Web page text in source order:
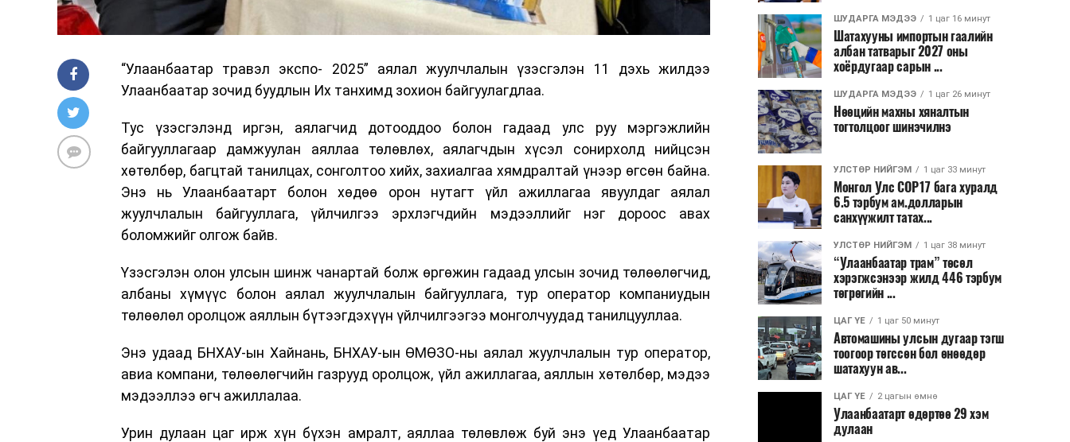
“Улаанбаатар травэл экспо- 2025” аялал жуулчлалын үзэсгэлэн 11 дэхь жилдээ
Улаанбаатар зочид буудлын Их танхимд зохион байгуулагдлаа.
Тус үзэсгэлэнд иргэн, аялагчид дотооддоо болон гадаад улс руу мэргэжлийн
байгууллагаар дамжуулан аяллаа төлөвлөх, аялагчдын хүсэл сонирхолд нийцсэн
хөтөлбөр, багцтай танилцах, сонголтоо хийх, захиалгаа хямдралтай үнээр өгсөн байна.
Энэ нь Улаанбаатарт болон хөдөө орон нутагт үйл ажиллагаа явуулдаг аялал
жуулчлалын байгууллага, үйлчилгээ эрхлэгчдийн мэдээллийг нэг дороос авах
боломжийг олгож байв.
Үзэсгэлэн олон улсын шинж чанартай болж өргөжин гадаад улсын зочид төлөөлөгчид,
албаны хүмүүс болон аялал жуулчлалын байгууллага, тур оператор компаниудын
төлөөлөл оролцож аяллын бүтээгдэхүүн үйлчилгээгээ монголчуудад танилцууллаа.
Энэ удаад БНХАУ-ын Хайнань, БНХАУ-ын ӨМӨЗО-ны аялал жуулчлалын тур оператор,
авиа компани, төлөөлөгчийн газрууд оролцож, үйл ажиллагаа, аяллын хөтөлбөр, мэдээ
мэдээллээ өгч ажиллалаа.
Урин дулаан цаг ирж хүн бүхэн амралт, аяллаа төлөвлөж буй энэ үед Улаанбаатар
ШУДАРГА МЭДЭЭ 1 цаг 16 минут
Шатахууны импортын гаалийн
албан татварыг 2027 оны
хоёрдугаар сарын ...
ШУДАРГА МЭДЭЭ 1 цаг 26 минут
Нөөцийн махны хяналтын
тогтолцоог шинэчилнэ
УЛСТӨР НИЙГЭМ 1 цаг 33 минут
Монгол Улс COP17 бага хуралд
6.5 тэрбум ам.долларын
санхүүжилт татах...
УЛСТӨР НИЙГЭМ 1 цаг 38 минут
“Улаанбаатар трам” төсөл
хэрэгжсэнээр жилд 446 тэрбум
төгрөгийн ...
ЦАГ ҮЕ 1 цаг 50 минут
Автомашины улсын дугаар тэгш
тоогоор төгссөн бол өнөөдөр
шатахуун ав...
ЦАГ ҮЕ 2 цагын өмнө
Улаанбаатарт өдөртөө 29 хэм
дулаан